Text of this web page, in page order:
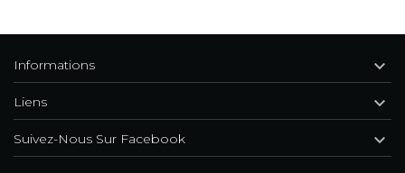
Informations 
Liens 
Suivez-Nous Sur Facebook 